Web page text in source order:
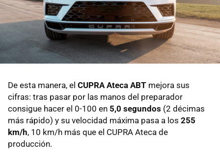
De esta manera, el CUPRA Ateca ABT mejora sus
cifras: tras pasar por las manos del preparador
consigue hacer el 0-100 en 5,0 segundos (2 décimas
más rápido) y su velocidad máxima pasa a los 255
km/h, 10 km/h más que el CUPRA Ateca de
producción.